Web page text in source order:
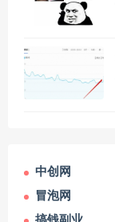
中创网
冒泡网